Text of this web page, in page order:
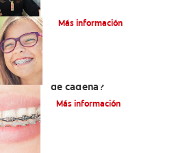
Más información
de cadena?
Más información